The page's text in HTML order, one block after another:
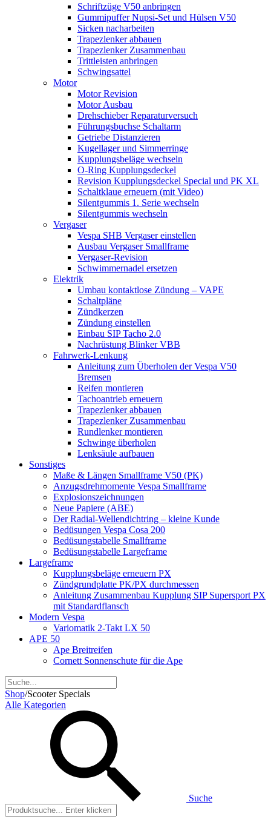
Schriftzüge V50 anbringen
Gummipuffer Nupsi-Set und Hülsen V50
Sicken nacharbeiten
Trapezlenker abbauen
Trapezlenker Zusammenbau
Trittleisten anbringen
Schwingsattel
Motor
Motor Revision
Motor Ausbau
Drehschieber Reparaturversuch
Führungsbuchse Schaltarm
Getriebe Distanzieren
Kugellager und Simmerringe
Kupplungsbeläge wechseln
O-Ring Kupplungsdeckel
Revision Kupplungsdeckel Special und PK XL
Schaltklaue erneuern (mit Video)
Silentgummis 1. Serie wechseln
Silentgummis wechseln
Vergaser
Vespa SHB Vergaser einstellen
Ausbau Vergaser Smallframe
Vergaser-Revision
Schwimmernadel ersetzen
Elektrik
Umbau kontaktlose Zündung – VAPE
Schaltpläne
Zündkerzen
Zündung einstellen
Einbau SIP Tacho 2.0
Nachrüstung Blinker VBB
Fahrwerk-Lenkung
Anleitung zum Überholen der Vespa V50
Bremsen
Reifen montieren
Tachoantrieb erneuern
Trapezlenker abbauen
Trapezlenker Zusammenbau
Rundlenker montieren
Schwinge überholen
Lenksäule aufbauen
Sonstiges
Maße & Längen Smallframe V50 (PK)
Anzugsdrehmomente Vespa Smallframe
Explosionszeichnungen
Neue Papiere (ABE)
Der Radial-Wellendichtring – kleine Kunde
Bedüsungen Vespa Cosa 200
Bedüsungstabelle Smallframe
Bedüsungstabelle Largeframe
Largeframe
Kupplungsbeläge erneuern PX
Zündgrundplatte PK/PX durchmessen
Anleitung Zusammenbau Kupplung SIP Supersport PX
mit Standardflansch
Modern Vespa
Variomatik 2-Takt LX 50
APE 50
Ape Breitreifen
Cornett Sonnenschute für die Ape
Shop/Scooter Specials
Alle Kategorien
Suche